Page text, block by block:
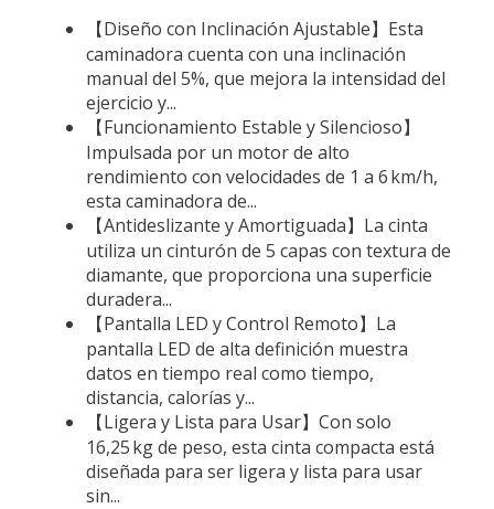
【Diseño con Inclinación Ajustable】Esta
caminadora cuenta con una inclinación
manual del 5%, que mejora la intensidad del
ejercicio y...
【Funcionamiento Estable y Silencioso】
Impulsada por un motor de alto
rendimiento con velocidades de 1 a 6 km/h,
esta caminadora de...
【Antideslizante y Amortiguada】La cinta
utiliza un cinturón de 5 capas con textura de
diamante, que proporciona una superficie
duradera...
【Pantalla LED y Control Remoto】La
pantalla LED de alta definición muestra
datos en tiempo real como tiempo,
distancia, calorías y...
【Ligera y Lista para Usar】Con solo
16,25 kg de peso, esta cinta compacta está
diseñada para ser ligera y lista para usar
sin...